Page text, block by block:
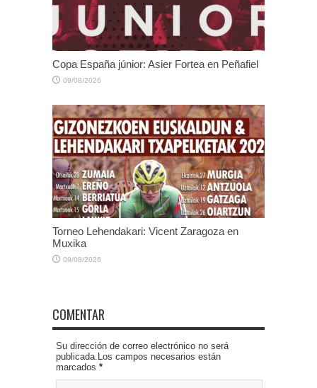
Copa España júnior: Asier Fortea en Peñafiel
09/08/2026
Torneo Lehendakari: Vicent Zaragoza en
Muxika
09/08/2026
COMENTAR
Su dirección de correo electrónico no será
publicada.Los campos necesarios están
marcados *